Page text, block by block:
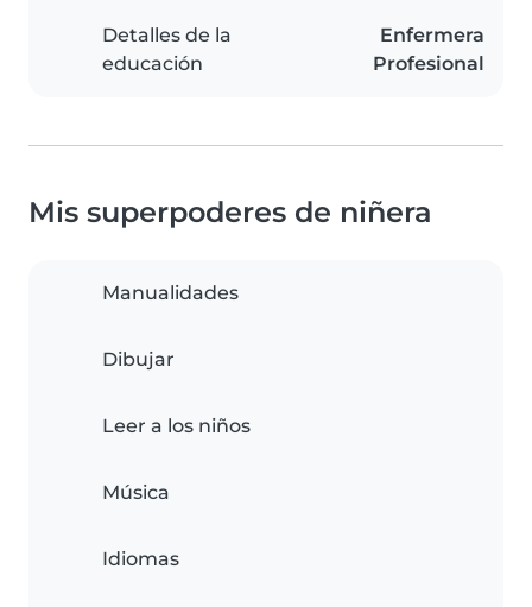
Detalles de la
educación
Enfermera
Profesional
Mis superpoderes de niñera
Manualidades
Dibujar
Leer a los niños
Música
Idiomas